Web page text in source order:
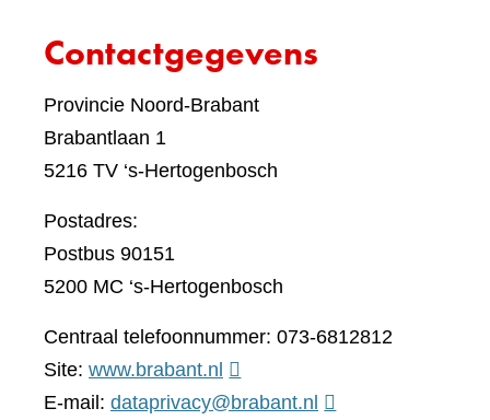
Contactgegevens
Provincie Noord-Brabant
Brabantlaan 1
5216 TV ‘s-Hertogenbosch
Postadres:
Postbus 90151
5200 MC ‘s-Hertogenbosch
Centraal telefoonnummer: 073-6812812
Site: www.brabant.nl (verwijst
naar
E-mail: dataprivacy@brabant.nl